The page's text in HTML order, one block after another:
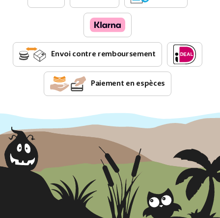
Envoi contre remboursement
Paiement en espèces